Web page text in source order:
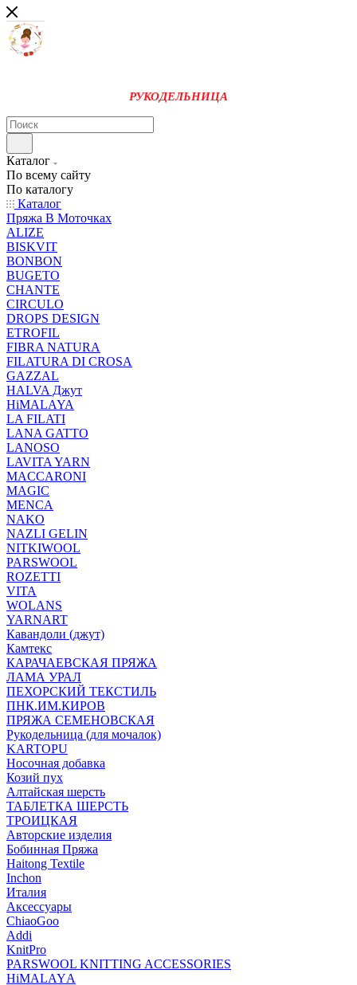
РУКОДЕЛЬНИЦА
Каталог
По всему сайту
По каталогу
Каталог
Пряжа В Моточках
ALIZE
BISKVIT
BONBON
BUGETO
CHANTE
CIRCULO
DROPS DESIGN
ETROFIL
FIBRA NATURA
FILATURA DI CROSA
GAZZAL
HALVA Джут
HiMALAYA
LA FILATI
LANA GATTO
LANOSO
LAVITA YARN
MACCARONI
MAGIC
MENCA
NAKO
NAZLI GELIN
NITKIWOOL
PARSWOOL
ROZETTI
VITA
WOLANS
YARNART
Кавандоли (джут)
Камтекс
КАРАЧАЕВСКАЯ ПРЯЖА
ЛАМА УРАЛ
ПЕХОРСКИЙ ТЕКСТИЛЬ
ПНК.ИМ.КИРОВ
ПРЯЖА СЕМЕНОВСКАЯ
Рукодельница (для мочалок)
KARTOPU
Носочная добавка
Козий пух
Алтайская шерсть
ТАБЛЕTКА ШЕРСТЬ
ТРОИЦКАЯ
Авторские изделия
Бобинная Пряжа
Haitong Textilе
Inchon
Италия
Аксессуары
ChiaoGoo
Addi
KnitPro
PARSWOOL KNITTING ACCESSORIES
HiMALAYА